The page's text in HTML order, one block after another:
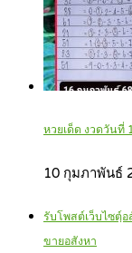
หวยเด็ด งวดวันที่
10 กุมภาพันธ์
รับโพสต์เว็บไซตฺ์
ขายอสังหา